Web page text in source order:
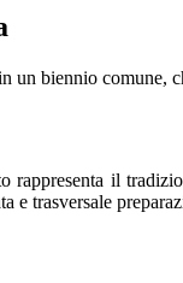
un biennio comune,
rappresenta il
e trasversale